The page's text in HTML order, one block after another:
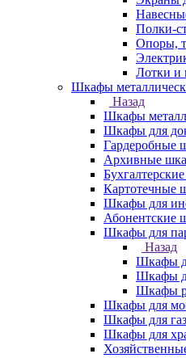
Полки-
Опоры,
Лотки и
Шкафы
Назад
Шкафы
Шкафы для
Гардеробные
Архивные
Картотечные
Шкафы для
Абонентские
Шкафы для
Назад
Шкафы
Шкафы
Шкафы
Шкафы для
Шкафы для
Шкафы для